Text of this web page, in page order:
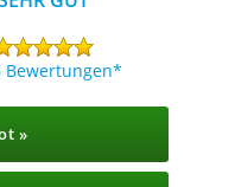
Bewertungen
»